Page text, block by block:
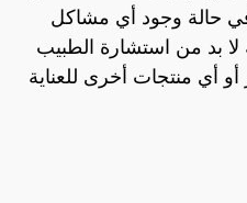
في حالة وجود أي مشاكل
بد من استشارة الطبيب
أي منتجات أخرى للعناية